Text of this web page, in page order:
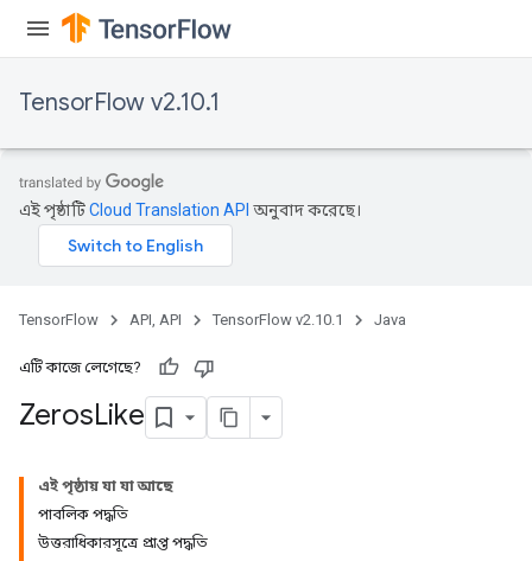
TensorFlow v2.10.1
এই পৃষ্ঠাটিCloud Translation API অনুবাদ করেছে।
TensorFlow API, API TensorFlow v2.10.1 Java
এটি কাজে লেগেছে?
ZerosLike
এই পৃষ্ঠায় যা যা আছে
পাবলিক পদ্ধতি
উত্তরাধিকারসূত্রে প্রাপ্ত পদ্ধতি